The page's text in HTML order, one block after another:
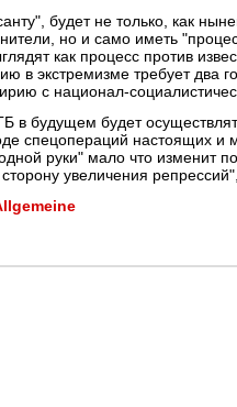
будет не только, как
но и само иметь
как процесс против
в экстремизме требует два
с национал-
в будущем будет
спецопераций настоящих и
руки" мало что изменит
увеличения